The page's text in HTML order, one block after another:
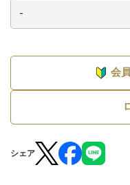
会
シェア